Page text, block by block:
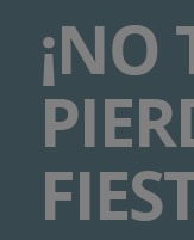
¡NO